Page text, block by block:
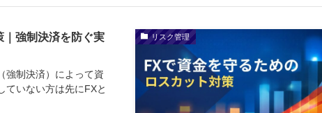
リスク管理
｜強制決済を防ぐ実
強制決済）によって資
ていない方は先にFXと